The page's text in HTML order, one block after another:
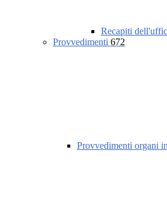
Recapiti
Provvedimenti 672
Provvedimenti organi